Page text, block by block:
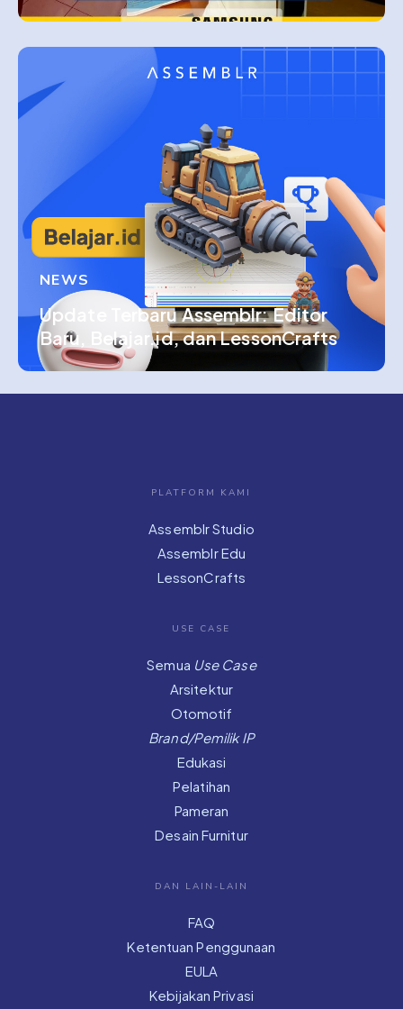
NEWS
Update Terbaru Assemblr: Editor
Baru, Belajar.id, dan LessonCrafts
PLATFORM KAMI
Assemblr Studio
Assemblr Edu
LessonCrafts
USE CASE
Semua Use Case
Arsitektur
Otomotif
Brand/Pemilik IP
Edukasi
Pelatihan
Pameran
Desain Furnitur
DAN LAIN-LAIN
FAQ
Ketentuan Penggunaan
EULA
Kebijakan Privasi